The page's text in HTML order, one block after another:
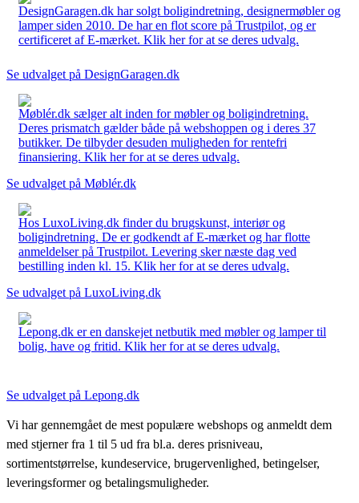
DesignGaragen.dk har solgt boligindretning, designermøbler og
lamper siden 2010. De har en flot score på Trustpilot, og er
certificeret af E-mærket. Klik her for at se deres udvalg.
Se udvalget på DesignGaragen.dk
Møblér.dk sælger alt inden for møbler og boligindretning.
Deres prismatch gælder både på webshoppen og i deres 37
butikker. De tilbyder desuden muligheden for rentefri
finansiering. Klik her for at se deres udvalg.
Se udvalget på Møblér.dk
Hos LuxoLiving.dk finder du brugskunst, interiør og
boligindretning. De er godkendt af E-mærket og har flotte
anmeldelser på Trustpilot. Levering sker næste dag ved
bestilling inden kl. 15. Klik her for at se deres udvalg.
Se udvalget på LuxoLiving.dk
Lepong.dk er en danskejet netbutik med møbler og lamper til
bolig, have og fritid. Klik her for at se deres udvalg.
Se udvalget på Lepong.dk
Vi har gennemgået de mest populære webshops og anmeldt dem
med stjerner fra 1 til 5 ud fra bl.a. deres prisniveau,
sortimentstørrelse, kundeservice, brugervenlighed, betingelser,
leveringsformer og betalingsmuligheder.